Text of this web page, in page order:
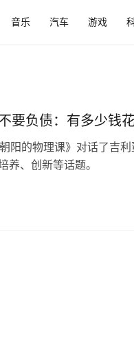
音乐 汽车 游戏
要负债：有多少钱
阳的物理课》对话了吉
养、创新等话题。